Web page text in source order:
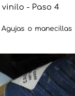
- Paso 4
o